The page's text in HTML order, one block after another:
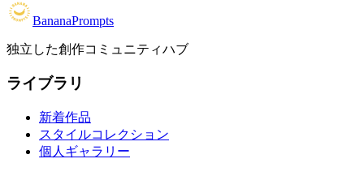
BananaPrompts
独立した創作コミュニティハブ
ライブラリ
新着作品
スタイルコレクション
個人ギャラリー